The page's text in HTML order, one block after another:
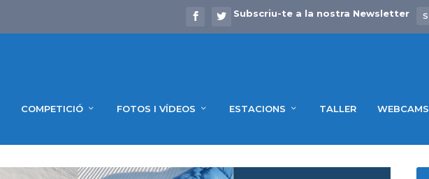
Subscriu-te a la nostra Newsletter
COMPETICIÓ FOTOS I VÍDEOS ESTACIONS TALLER WEBCAMS